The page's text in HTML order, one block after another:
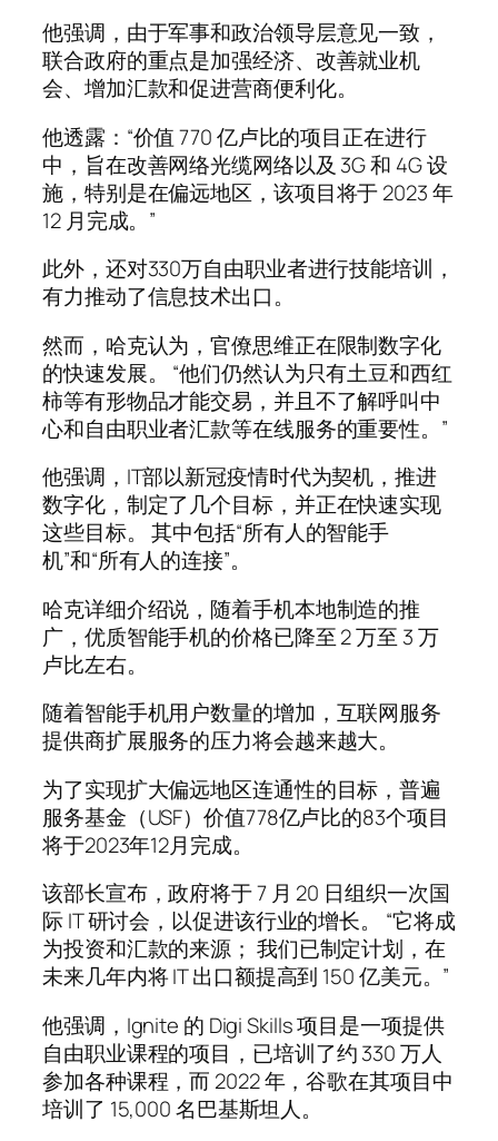
他强调，由于军事和政治领导层意见一致，
联合政府的重点是加强经济、改善就业机
会、增加汇款和促进营商便利化。
他透露：“价值 770 亿卢比的项目正在进行
中，旨在改善网络光缆网络以及 3G 和 4G 设
施，特别是在偏远地区，该项目将于 2023 年
12 月完成。”
此外，还对330万自由职业者进行技能培训，
有力推动了信息技术出口。
然而，哈克认为，官僚思维正在限制数字化
的快速发展。 “他们仍然认为只有土豆和西红
柿等有形物品才能交易，并且不了解呼叫中
心和自由职业者汇款等在线服务的重要性。”
他强调，IT部以新冠疫情时代为契机，推进
数字化，制定了几个目标，并正在快速实现
这些目标。 其中包括“所有人的智能手
机”和“所有人的连接”。
哈克详细介绍说，随着手机本地制造的推
广，优质智能手机的价格已降至 2 万至 3 万
卢比左右。
随着智能手机用户数量的增加，互联网服务
提供商扩展服务的压力将会越来越大。
为了实现扩大偏远地区连通性的目标，普遍
服务基金（USF）价值778亿卢比的83个项目
将于2023年12月完成。
该部长宣布，政府将于 7 月 20 日组织一次国
际 IT 研讨会，以促进该行业的增长。 “它将成
为投资和汇款的来源； 我们已制定计划，在
未来几年内将 IT 出口额提高到 150 亿美元。”
他强调，Ignite 的 Digi Skills 项目是一项提供
自由职业课程的项目，已培训了约 330 万人
参加各种课程，而 2022 年，谷歌在其项目中
培训了 15,000 名巴基斯坦人。